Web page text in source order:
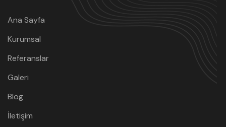
Ana Sayfa
Kurumsal
Referanslar
Galeri
Blog
İletişim